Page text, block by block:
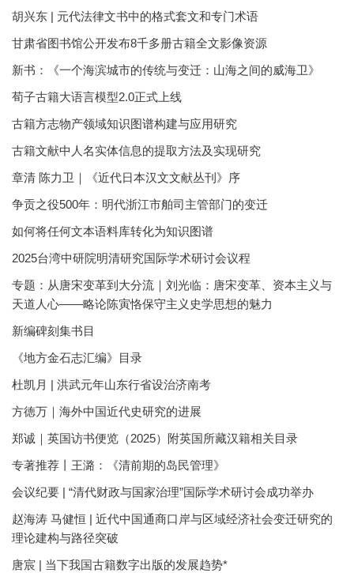
胡兴东 | 元代法律文书中的格式套文和专门术语
甘肃省图书馆公开发布8千多册古籍全文影像资源
新书：《一个海滨城市的传统与变迁：山海之间的威海卫》
荀子古籍大语言模型2.0正式上线
古籍方志物产领域知识图谱构建与应用研究
古籍文献中人名实体信息的提取方法及实现研究
章清 陈力卫｜《近代日本汉文文献丛刊》序
争贡之役500年：明代浙江市舶司主管部门的变迁
如何将任何文本语料库转化为知识图谱
2025台湾中研院明清研究国际学术研讨会议程
专题：从唐宋变革到大分流｜刘光临：唐宋变革、资本主义与
天道人心——略论陈寅恪保守主义史学思想的魅力
新编碑刻集书目
《地方金石志汇编》目录
杜凯月 | 洪武元年山东行省设治济南考
方徳万｜海外中国近代史研究的进展
郑诚｜英国访书便览（2025）附英国所藏汉籍相关目录
专著推荐丨王潞：《清前期的岛民管理》
会议纪要 | “清代财政与国家治理”国际学术研讨会成功举办
赵海涛 马健恒 | 近代中国通商口岸与区域经济社会变迁研究的
理论建构与路径突破
唐宸 | 当下我国古籍数字出版的发展趋势*